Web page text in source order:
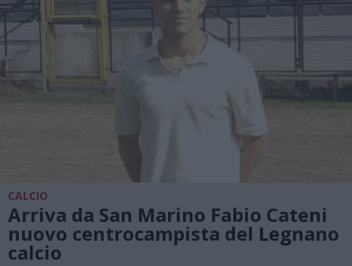
CALCIO
Arriva da San Marino Fabio Cateni
nuovo centrocampista del Legnano
calcio